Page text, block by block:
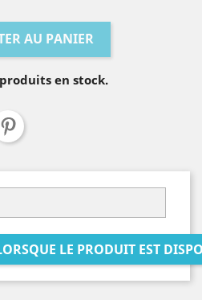
AU PANIER
en stock.
LE PRODUIT EST